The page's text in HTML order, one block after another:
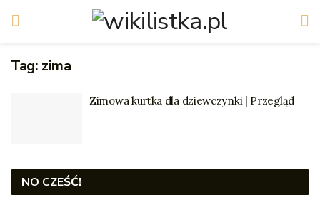
Tag: zima
Zimowa kurtka dla dziewczynki | Przegląd
NO CZEŚĆ!